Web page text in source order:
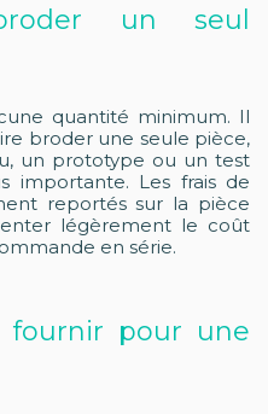
un seul
quantité minimum. Il
broder une seule pièce,
un prototype ou un test
importante. Les frais de
reportés sur la pièce
légèrement le coût
en série.
fournir pour une